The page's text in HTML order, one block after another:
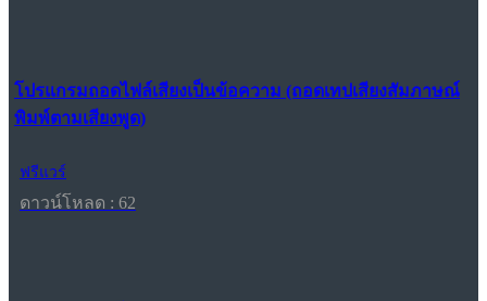
โปรแกรมถอดไฟล์เสียงเป็นข้อความ (ถอดเทปเสียงสัมภาษณ์
พิมพ์ตามเสียงพูด)
ฟรีแวร์
ดาวน์โหลด : 62